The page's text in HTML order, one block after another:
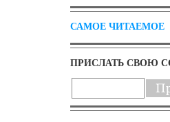
САМОЕ ЧИТАЕМОЕ
ПРИСЛАТЬ СВОЮ